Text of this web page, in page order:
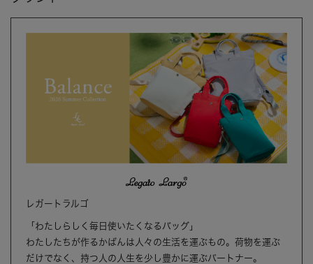
レガートラルゴ
「わたしらしく毎日使いたくなるバッグ」
わたしたちが作るかばんは人々の生活を運ぶもの。荷物を運ぶ
だけでなく、持つ人の人生を少し豊かに運ぶパートナー。